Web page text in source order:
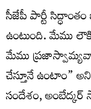
సీజేపీ పార్టీ
ఉంటుంది. మేము
మేము
చేస్తూనే ఉంటాం”
సందేశం,